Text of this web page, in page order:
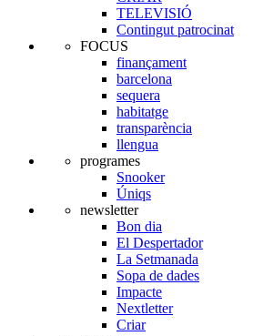
TELEVISIÓ
Contingut patrocinat
FOCUS
finançament
barcelona
sequera
habitatge
transparència
llengua
programes
Snooker
Úniqs
newsletter
Bon dia
El Despertador
La Setmanada
Sopa de dades
Impacte
Nextletter
Criar